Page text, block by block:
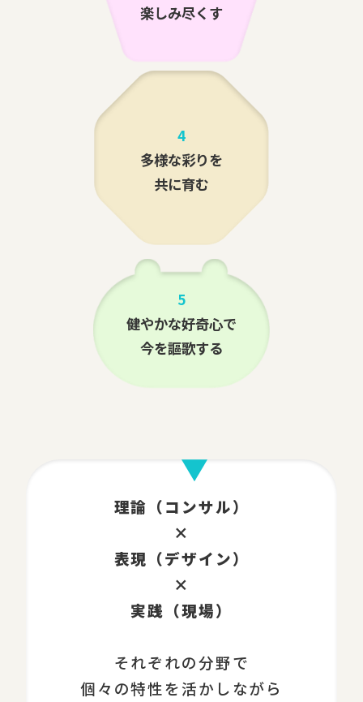
楽しみ尽くす
4
多様な彩りを
共に育む
5
健やかな好奇心で
今を謳歌する
理論（コンサル）
×
表現（デザイン）
×
実践（現場）
それぞれの分野で
個々の特性を活かしながら